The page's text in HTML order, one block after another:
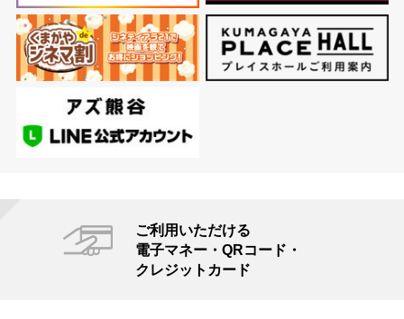
ご利用いただける
電子マネー・QRコード・
クレジットカード